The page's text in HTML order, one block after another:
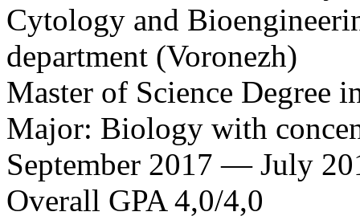
Cytology and
department (Voronezh)
Master of Science Degree
Major: Biology with
September 2017 — July
Overall GPA 4,0/4,0